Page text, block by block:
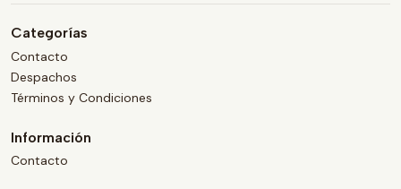
Categorías
Contacto
Despachos
Términos y Condiciones
Información
Contacto